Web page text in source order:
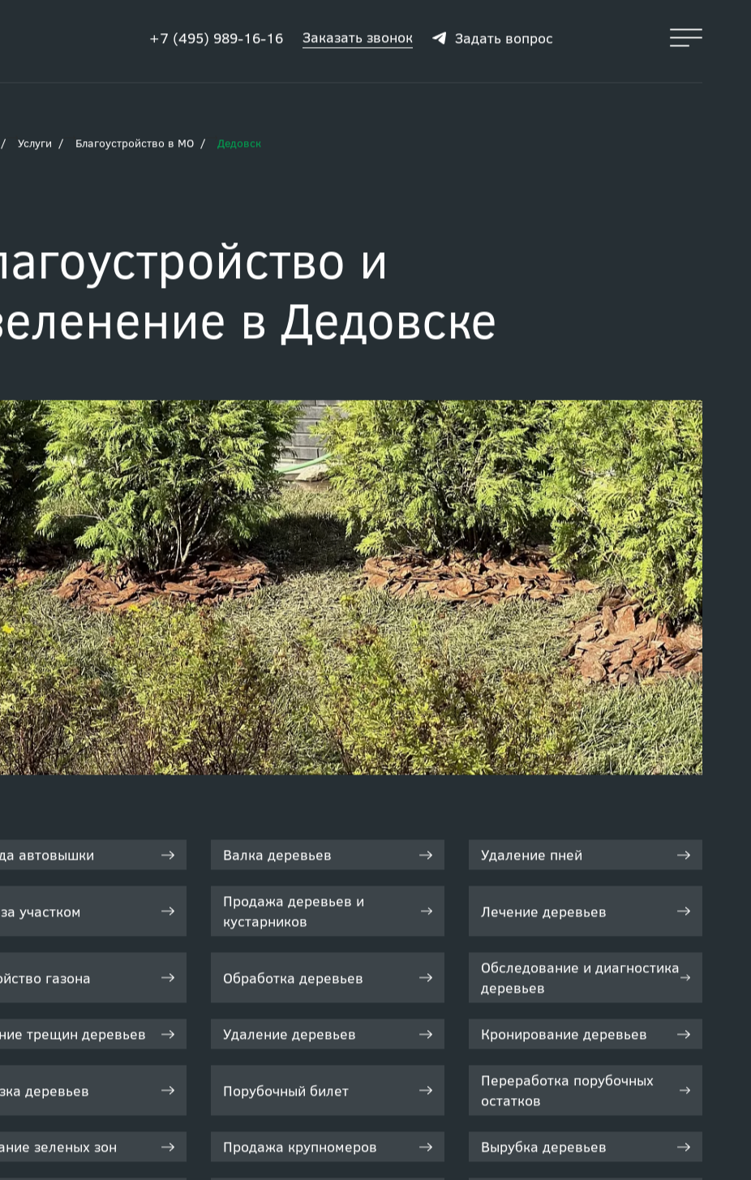
+7 (495) 989-16-16 Заказать звонок Задать вопрос
Услуги Благоустройство в МО Дедовск
и
в Дедовске
автовышки Валка деревьев Удаление пней
участком
Продажа деревьев и
кустарников
Лечение деревьев
газона Обработка деревьев
Обследование и диагностика
деревьев
трещин деревьев Удаление деревьев Кронирование деревьев
деревьев Порубочный билет
Переработка порубочных
остатков
зеленых зон Продажа крупномеров Вырубка деревьев